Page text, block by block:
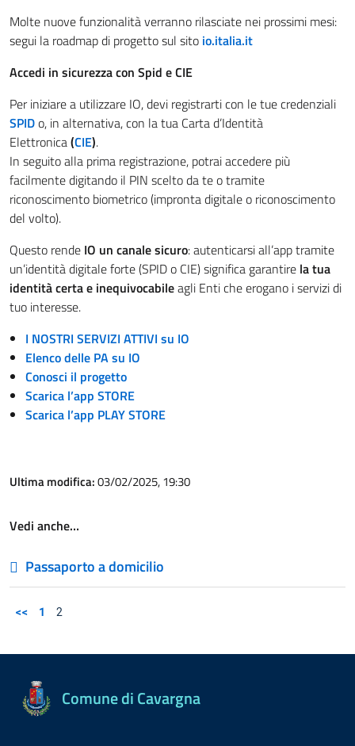
Molte nuove funzionalità verranno rilasciate nei prossimi mesi:
segui la roadmap di progetto sul sito io.italia.it
Accedi in sicurezza con Spid e CIE
Per iniziare a utilizzare IO, devi registrarti con le tue credenziali
SPIDo, in alternativa, con la tua Carta d’Identità
Elettronica(CIE).
In seguito alla prima registrazione, potrai accedere più
facilmente digitando il PIN scelto da te o tramite
riconoscimento biometrico (impronta digitale o riconoscimento
del volto).
Questo rende IO un canale sicuro: autenticarsi all’app tramite
un’identità digitale forte (SPID o CIE) significa garantire la tua
identità certa e inequivocabileagli Enti che erogano i servizi di
tuo interesse.
I NOSTRI SERVIZI ATTIVI su IO
Elenco delle PA su IO
Conosci il progetto
Scarica l’app STORE
Scarica l’app PLAY STORE
Ultima modifica:03/02/2025, 19:30
Vedi anche…
Passaporto a domicilio
<< 1 2
Comune di Cavargna